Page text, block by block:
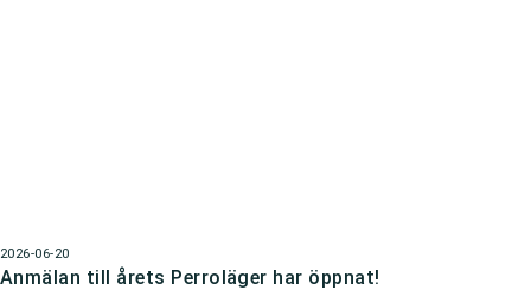
2026-06-20
Anmälan till årets Perroläger har öppnat!